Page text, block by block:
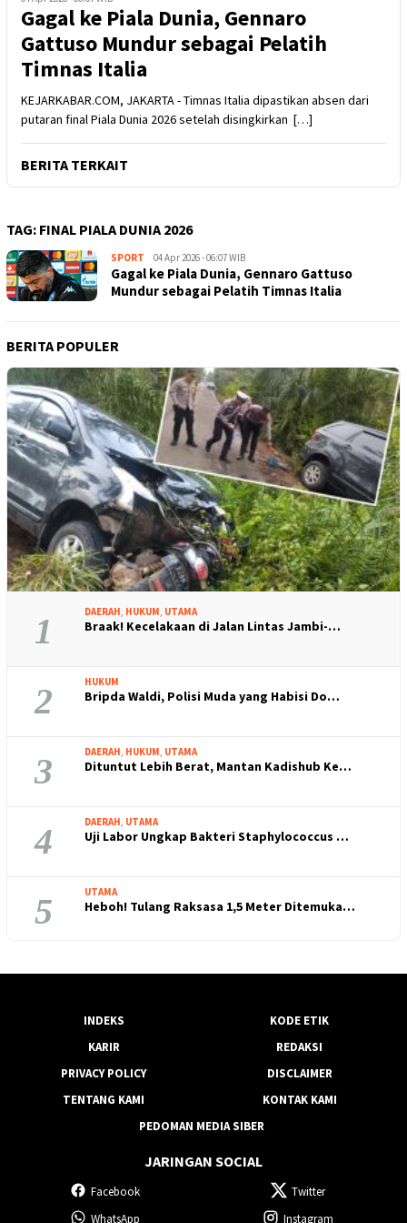
Gagal ke Piala Dunia, Gennaro
Gattuso Mundur sebagai Pelatih
Timnas Italia
KEJARKABAR.COM, JAKARTA - Timnas Italia dipastikan absen dari
putaran final Piala Dunia 2026 setelah disingkirkan […]
BERITA TERKAIT
TAG: FINAL PIALA DUNIA 2026
SPORT Kejar
Kabar
04 Apr 2026 - 06:07 WIB
Gagal ke Piala Dunia, Gennaro Gattuso
Mundur sebagai Pelatih Timnas Italia
BERITA POPULER
1 DAERAH HUKUM UTAMA
Braak! Kecelakaan di Jalan Lintas Jambi-…
2 HUKUM
Bripda Waldi, Polisi Muda yang Habisi Do…
3 DAERAH HUKUM UTAMA
Dituntut Lebih Berat, Mantan Kadishub Ke…
4 DAERAH UTAMA
Uji Labor Ungkap Bakteri Staphylococcus …
5 UTAMA
Heboh! Tulang Raksasa 1,5 Meter Ditemuka…
INDEKS
KODE ETIK
KARIR
REDAKSI
PRIVACY POLICY
DISCLAIMER
TENTANG KAMI
KONTAK KAMI
PEDOMAN MEDIA SIBER
JARINGAN SOCIAL
Facebook
Twitter
WhatsApp
Instagram